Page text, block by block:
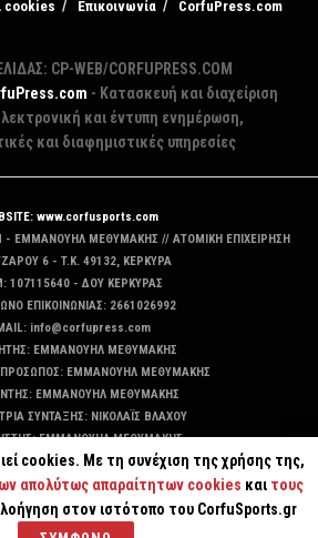
cookies
Επικοινωνία CorfuPress.com
CP-WEB/CORFUPRESS.COM
- Κατασκευή και διαχείριση
και έντυπη ενημέρωση,
και διαφημιστικές υπηρεσίες
www.corfusports.com
- ΕΜΜΑΝΟΥΗΛ ΜΕΘΥΜΑΚΗΣ // ΑΤΟΜΙΚΗ ΕΠΙΧΕΙΡΗΣΗ
6 - T.K. 49132, ΚΕΡΚΥΡΑ
107115640 - ΔΟΥ ΚΕΡΚΥΡΑΣ
ΕΠΙΚΟΙΝΩΝΙΑΣ: 2661026992
info@corfupress.com
EMMANOYΗΛ ΜΕΘΥΜΑΚΗΣ
EMMANOYΗΛ ΜΕΘΥΜΑΚΗΣ
EMMANOYΗΛ ΜΕΘΥΜΑΚΗΣ
ΣΥΝΤΑΞΗΣ: ΝΙΚΟΛΑΪΣ ΒΛΑΧΟΥ
EMMANOYΗΛ ΜΕΘΥΜΑΚΗΣ
DOMAIN: ΕΜΜΑΝΟΥΗΛ ΜΕΘΥΜΑΚΗΣ
cookies. Με τη συνέχιση της χρήσης της,
απολύτως απαραίτητων cookies και τους
στον ιστότοπο του CorfuSports.gr